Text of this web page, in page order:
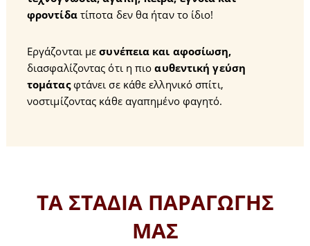
φροντίδατίποτα δεν θα ήταν το ίδιο!
Εργάζονται μεσυνέπεια και αφοσίωση,
διασφαλίζοντας ότι η πιοαυθεντική γεύση
τομάταςφτάνει σε κάθε ελληνικό σπίτι,
νοστιμίζοντας κάθε αγαπημένο φαγητό.
ΤΑ ΣΤΑΔΙΑ ΠΑΡΑΓΩΓΗΣ
ΜΑΣ